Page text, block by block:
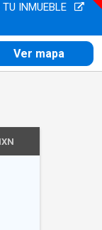
TU INMUEBLE
Ver mapa